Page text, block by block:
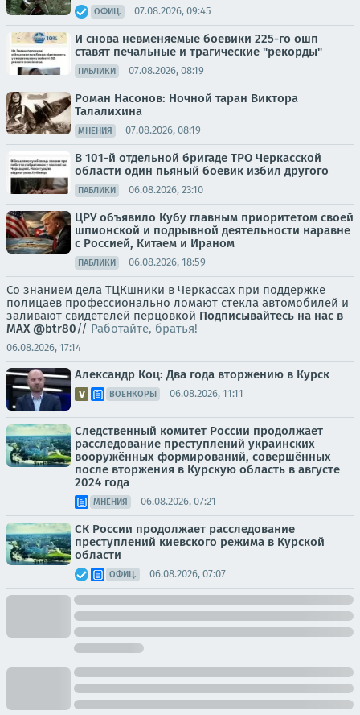
ОФИЦ. 07.08.2026, 09:45
И снова невменяемые боевики 225-го ошп
ставят печальные и трагические "рекорды"
ПАБЛИКИ 07.08.2026, 08:19
Роман Насонов: Ночной таран Виктора
Талалихина
МНЕНИЯ 07.08.2026, 08:19
В 101-й отдельной бригаде ТРО Черкасской
области один пьяный боевик избил другого
ПАБЛИКИ 06.08.2026, 23:10
ЦРУ объявило Кубу главным приоритетом своей
шпионской и подрывной деятельности наравне
с Россией, Китаем и Ираном
ПАБЛИКИ 06.08.2026, 18:59
Со знанием дела ТЦКшники в Черкассах при поддержке
полицаев профессионально ломают стекла автомобилей и
заливают свидетелей перцовкой Подписывайтесь на нас в
MAX @btr80// Работайте, братья!
06.08.2026, 17:14
Александр Коц: Два года вторжению в Курск
ВОЕНКОРЫ 06.08.2026, 11:11
Следственный комитет России продолжает
расследование преступлений украинских
вооружённых формирований, совершённых
после вторжения в Курскую область в августе
2024 года
МНЕНИЯ 06.08.2026, 07:21
СК России продолжает расследование
преступлений киевского режима в Курской
области
ОФИЦ. 06.08.2026, 07:07